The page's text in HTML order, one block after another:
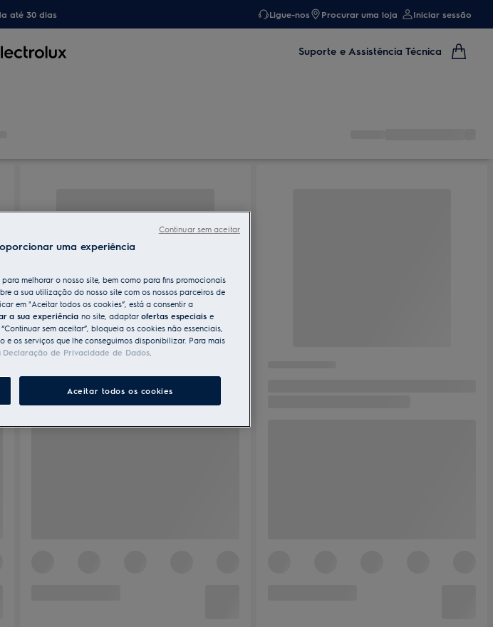
até 30 dias Ligue-nos Procurar uma loja Iniciar sessão
Suporte e Assistência Técnica
uma experiência
melhorar o nosso site, bem como para fins promocionais
a sua utilização do nosso site com os nossos parceiros de
em "Aceitar todos os cookies”, está a consentir a
a sua experiência no site, adaptar ofertas especiais e
sem aceitar”, bloqueia os cookies não essenciais,
os serviços que lhe conseguimos disponibilizar. Para mais
Declaração de Privacidade de Dados.
Aceitar todos os cookies
Continuar sem aceitar